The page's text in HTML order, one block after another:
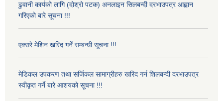
ढुवानी कार्यको लागि (दोश्रो पटक) अनलाइन सिलबन्दी दरभाउपत्र आह्वान
गरिएको बारे सूचना !!!
एक्सरे मेशिन खरिद गर्ने सम्बन्धी सूचना !!!
मेडिकल उपकरण तथा सर्जिकल सामाग्रीहरु खरिद गर्न शिलबन्दी दरभाउपत्र
स्वीकृत गर्ने बारे आशयको सूचना !!!